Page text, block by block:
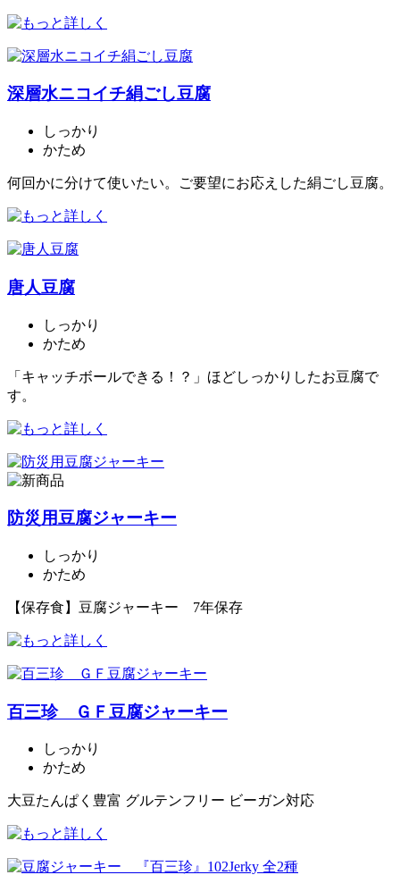
深層水ニコイチ絹ごし豆腐
しっかり
かため
何回かに分けて使いたい。ご要望にお応えした絹ごし豆腐。
唐人豆腐
しっかり
かため
「キャッチボールできる！？」ほどしっかりしたお豆腐で
す。
防災用豆腐ジャーキー
しっかり
かため
【保存食】豆腐ジャーキー 7年保存
百三珍 ＧＦ豆腐ジャーキー
しっかり
かため
大豆たんぱく豊富 グルテンフリー ビーガン対応